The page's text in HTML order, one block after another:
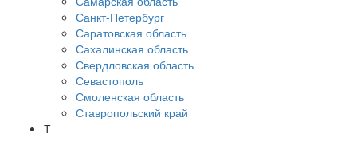
Санкт-Петербург
Саратовская область
Сахалинская область
Свердловская область
Севастополь
Смоленская область
Ставропольский край
Т